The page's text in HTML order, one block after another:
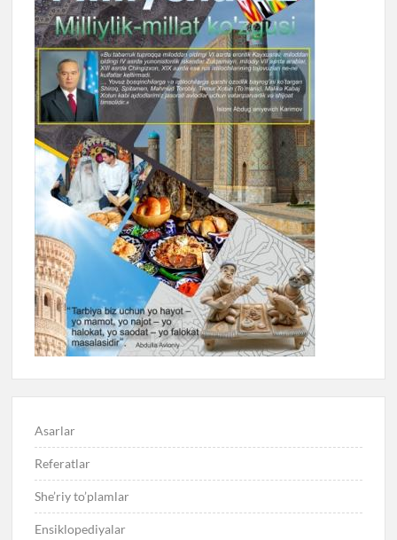
Asarlar
Referatlar
She’riy to’plamlar
Ensiklopediyalar